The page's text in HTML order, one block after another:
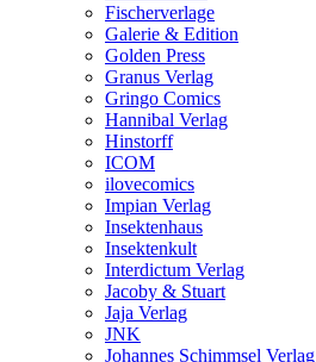
Fischerverlage
Galerie & Edition
Golden Press
Granus Verlag
Gringo Comics
Hannibal Verlag
Hinstorff
ICOM
ilovecomics
Impian Verlag
Insektenhaus
Insektenkult
Interdictum Verlag
Jacoby & Stuart
Jaja Verlag
JNK
Johannes Schimmsel Verlag